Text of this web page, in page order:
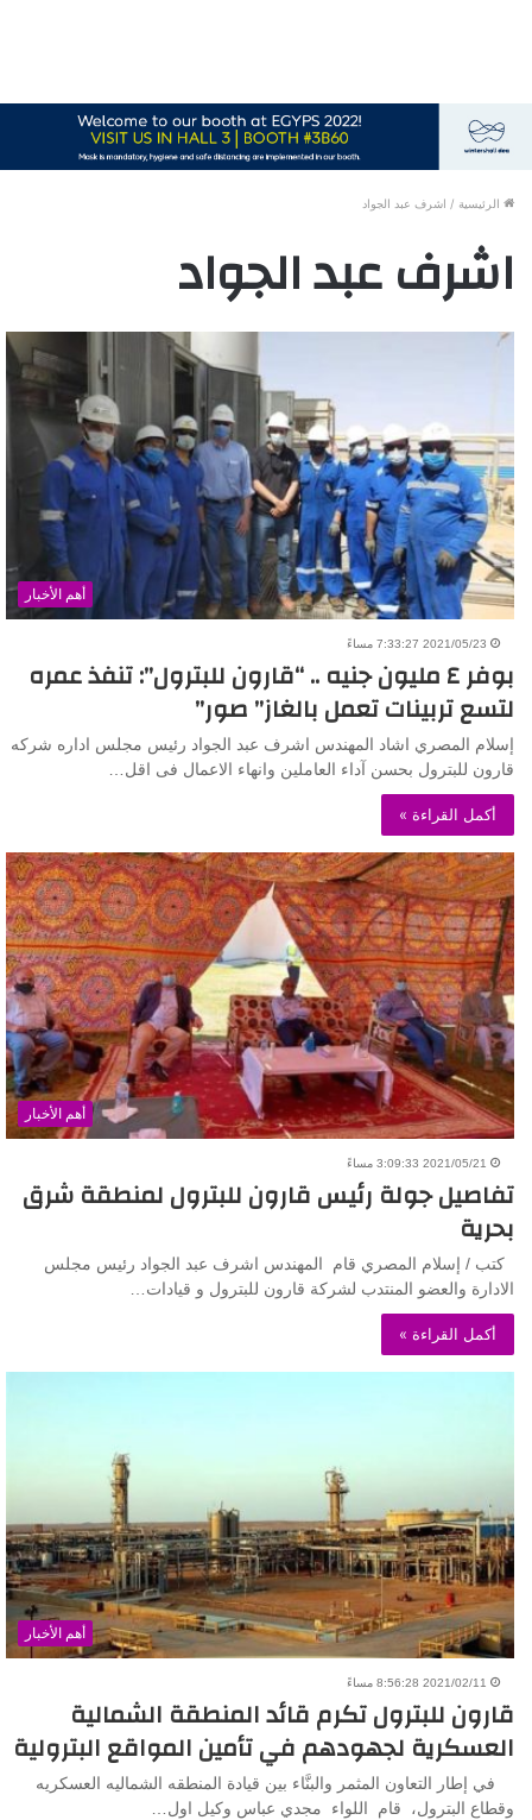
الرئيسية / اشرف عبد الجواد
اشرف عبد الجواد
أهم الأخبار
2021/05/23 7:33:27 مساءً
بوفر ٤ مليون جنيه .. “قارون للبترول”: تنفذ عمره
لتسع تربينات تعمل بالغاز” صور”
إسلام المصري اشاد المهندس اشرف عبد الجواد رئيس مجلس اداره شركه
قارون للبترول بحسن آداء العاملين وانهاء الاعمال فى اقل…
أكمل القراءة »
أهم الأخبار
2021/05/21 3:09:33 مساءً
تفاصيل جولة رئيس قارون للبترول لمنطقة شرق
بحرية
كتب / إسلام المصري قام المهندس اشرف عبد الجواد رئيس مجلس
الادارة والعضو المنتدب لشركة قارون للبترول و قيادات…
أكمل القراءة »
أهم الأخبار
2021/02/11 8:56:28 مساءً
قارون للبترول تكرم قائد المنطقة الشمالية
العسكرية لجهودهم في تأمين المواقع البترولية
في إطار التعاون المثمر والبنَّاء بين قيادة المنطقه الشماليه العسكريه
وقطاع البترول، قام اللواء مجدي عباس وكيل اول…